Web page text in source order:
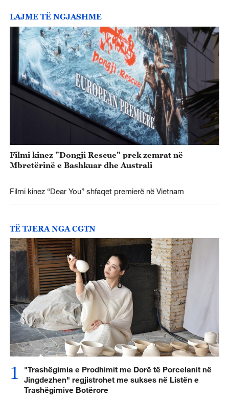
LAJME TË NGJASHME
Filmi kinez "Dongji Rescue" prek zemrat në
Mbretërinë e Bashkuar dhe Australi
Filmi kinez “Dear You” shfaqet premierë në Vietnam
TË TJERA NGA CGTN
1
"Trashëgimia e Prodhimit me Dorë të Porcelanit në
Jingdezhen" regjistrohet me sukses në Listën e
Trashëgimive Botërore